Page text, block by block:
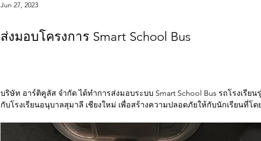
Jun 27, 2023
ส่งมอบโครงการ Smart School Bus
บริษัท อาร์ติคูลัส จำกัด ได้ทำการส่งมอบระบบ Smart School Bus รถโรงเรีย
กับโรงเรียนอนุบาลสุมาลี เชียงใหม่ เพื่อสร้างความปลอดภัยให้กับนักเรียนที่โด